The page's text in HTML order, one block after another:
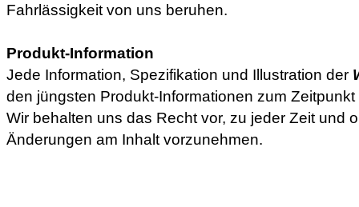
Fahrlässigkeit von uns beruhen.
Produkt-Information
Jede Information, Spezifikation und Illustration der
den jüngsten Produkt-Informationen zum
Wir behalten uns das Recht vor, zu jeder Zeit und
Änderungen am Inhalt vorzunehmen.